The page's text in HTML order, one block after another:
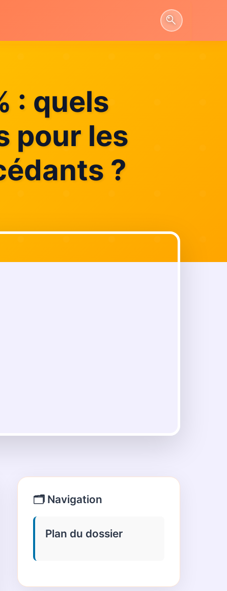
: quels
pour les
?
🗂️ Navigation
Plan du dossier